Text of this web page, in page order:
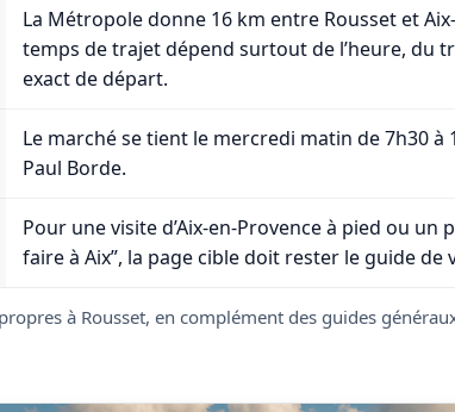
La Métropole donne 16 km entre Rousset et
temps de trajet dépend surtout de l’heure, du
exact de départ.
Le marché se tient le mercredi matin de 7h30 à
Paul Borde.
Pour une visite d’Aix-en-Provence à pied ou un
faire à Aix”, la page cible doit rester le guide de
à Rousset, en complément des guides